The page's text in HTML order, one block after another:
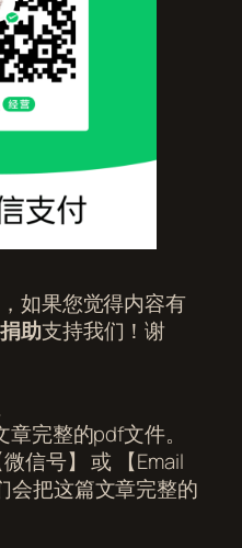
如果您觉得内容有
助支持我们！谢
完整的pdf文件。
信号】 或 【Email
会把这篇文章完整的